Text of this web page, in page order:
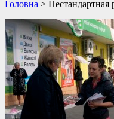
Головна > Нестандартная